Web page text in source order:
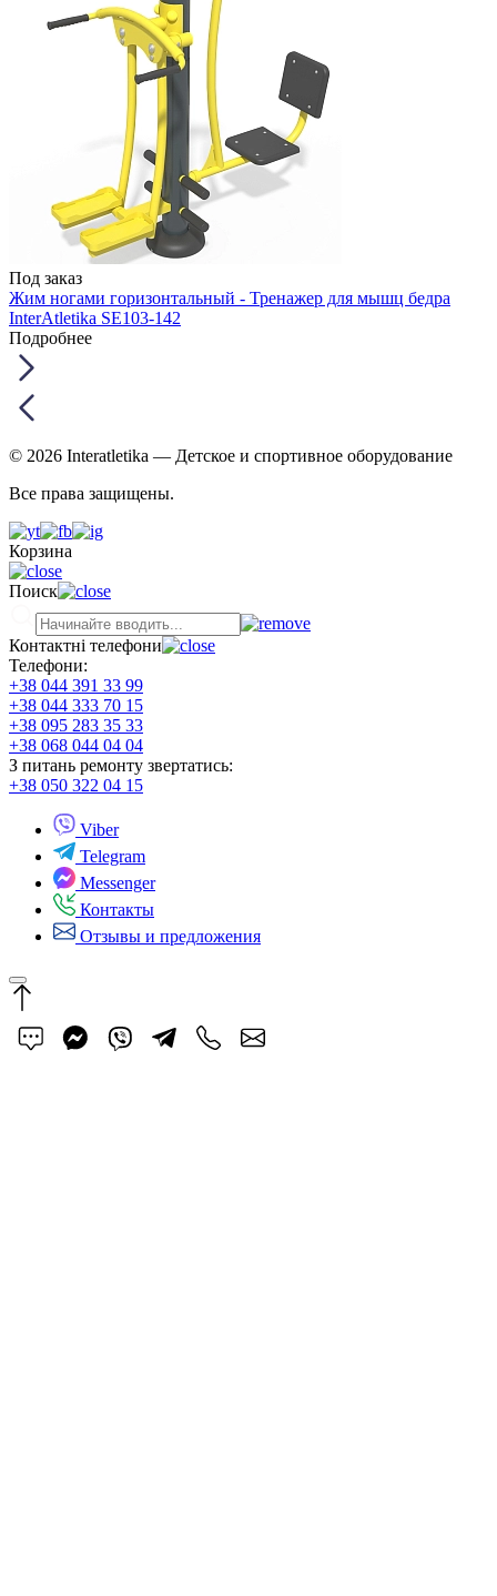
Под заказ
Жим ногами горизонтальный - Тренажер для мышц бедра
InterAtletika SE103-142
Подробнее
© 2026 Interatletika — Детское и спортивное оборудование
Все права защищены.
Корзина
Поиск
Контактні телефони
Телефони:
+38 044 391 33 99
+38 044 333 70 15
+38 095 283 35 33
+38 068 044 04 04
З питань ремонту звертатись:
+38 050 322 04 15
Viber
Telegram
Messenger
Контакты
Отзывы и предложения